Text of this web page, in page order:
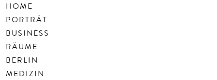
HOME
PORTRÄT
BUSINESS
RÄUME
BERLIN
MEDIZIN